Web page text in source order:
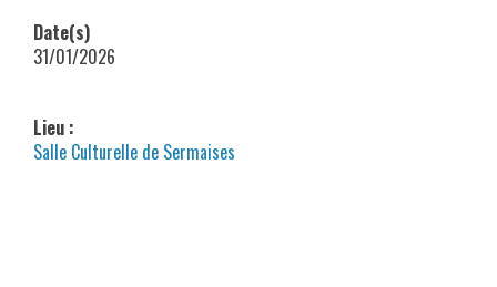
Date(s)
31/01/2026
Lieu :
Salle Culturelle de Sermaises